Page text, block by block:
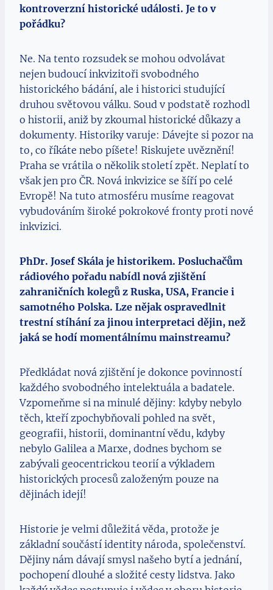
kontroverzní historické události. Je to v
pořádku?
Ne. Na tento rozsudek se mohou odvolávat
nejen budoucí inkvizitoři svobodného
historického bádání, ale i historici studující
druhou světovou válku. Soud v podstatě rozhodl
o historii, aniž by zkoumal historické důkazy a
dokumenty. Historiky varuje: Dávejte si pozor na
to, co říkáte nebo píšete! Riskujete uvěznění!
Praha se vrátila o několik století zpět. Neplatí to
však jen pro ČR. Nová inkvizice se šíří po celé
Evropě! Na tuto atmosféru musíme reagovat
vybudováním široké pokrokové fronty proti nové
inkvizici.
PhDr. Josef Skála je historikem. Posluchačům
rádiového pořadu nabídl nová zjištění
zahraničních kolegů z Ruska, USA, Francie i
samotného Polska. Lze nějak ospravedlnit
trestní stíhání za jinou interpretaci dějin, než
jaká se hodí momentálnímu mainstreamu?
Předkládat nová zjištění je dokonce povinností
každého svobodného intelektuála a badatele.
Vzpomeňme si na minulé dějiny: kdyby nebylo
těch, kteří zpochybňovali pohled na svět,
geografii, historii, dominantní vědu, kdyby
nebylo Galilea a Marxe, dodnes bychom se
zabývali geocentrickou teorií a výkladem
historických procesů založeným pouze na
dějinách idejí!
Historie je velmi důležitá věda, protože je
základní součástí identity národa, společenství.
Dějiny nám dávají smysl našeho bytí a jednání,
pochopení dlouhé a složité cesty lidstva. Jako